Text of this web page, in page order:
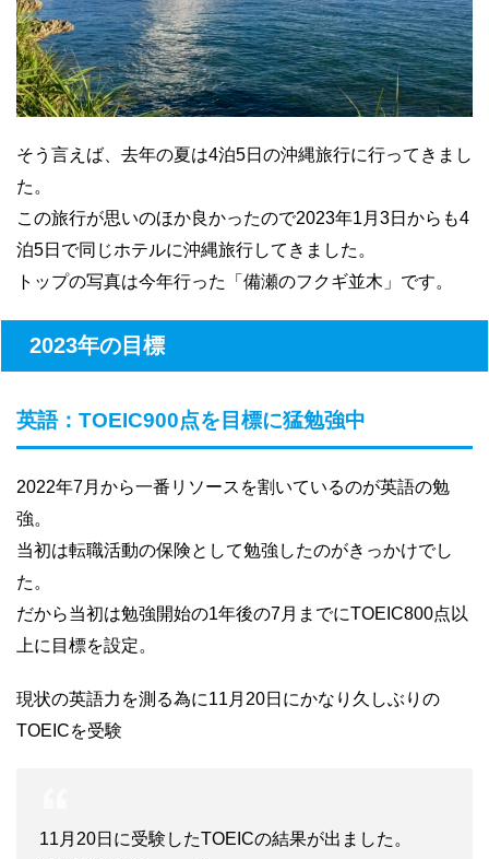
そう言えば、去年の夏は4泊5日の沖縄旅行に行ってきまし
た。
この旅行が思いのほか良かったので2023年1月3日からも4
泊5日で同じホテルに沖縄旅行してきました。
トップの写真は今年行った「備瀬のフクギ並木」です。
2023年の目標
英語：TOEIC900点を目標に猛勉強中
2022年7月から一番リソースを割いているのが英語の勉
強。
当初は転職活動の保険として勉強したのがきっかけでし
た。
だから当初は勉強開始の1年後の7月までにTOEIC800点以
上に目標を設定。
現状の英語力を測る為に11月20日にかなり久しぶりの
TOEICを受験
11月20日に受験したTOEICの結果が出ました。